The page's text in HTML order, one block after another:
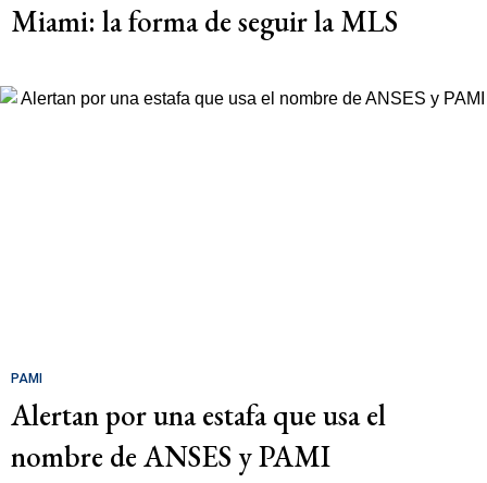
Miami: la forma de seguir la MLS
PAMI
Alertan por una estafa que usa el
nombre de ANSES y PAMI